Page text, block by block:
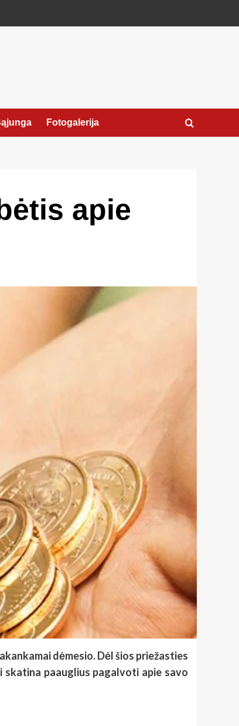
Fotogalerija
apie
dėmesio. Dėl šios priežasties
skatina paauglius pagalvoti apie savo